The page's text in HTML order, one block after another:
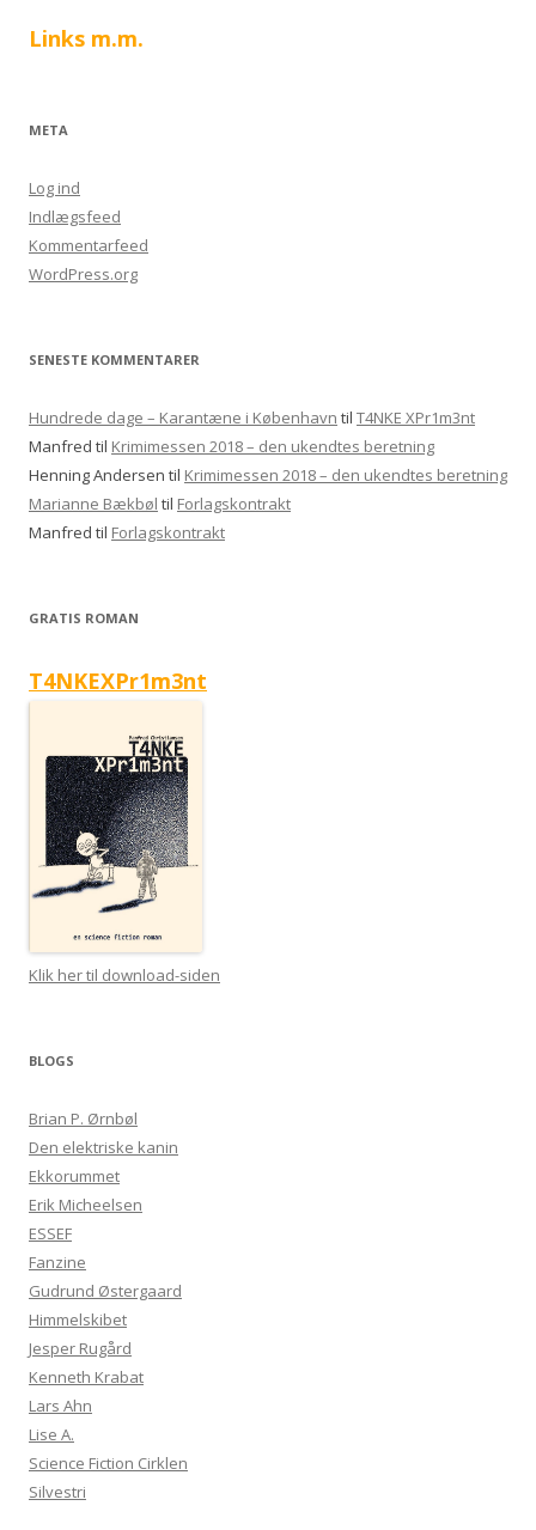
Links m.m.
META
Log ind
Indlægsfeed
Kommentarfeed
WordPress.org
SENESTE KOMMENTARER
Hundrede dage – Karantæne i København til T4NKE XPr1m3nt
Manfred til Krimimessen 2018 – den ukendtes beretning
Henning Andersen til Krimimessen 2018 – den ukendtes beretning
Marianne Bækbøl til Forlagskontrakt
Manfred til Forlagskontrakt
GRATIS ROMAN
T4NKEXPr1m3nt
Klik her til download-siden
BLOGS
Brian P. Ørnbøl
Den elektriske kanin
Ekkorummet
Erik Micheelsen
ESSEF
Fanzine
Gudrund Østergaard
Himmelskibet
Jesper Rugård
Kenneth Krabat
Lars Ahn
Lise A.
Science Fiction Cirklen
Silvestri